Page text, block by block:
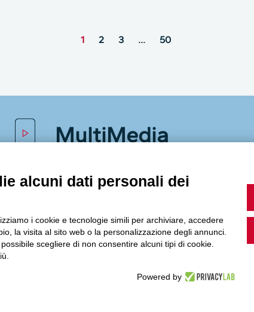
1 2 3 … 50
MultiMedia
Guarda i nostri video, storie e webinar.
alcuni dati personali dei
i cookie e tecnologie simili per archiviare, accedere
la visita al sito web o la personalizzazione degli annunci.
scegliere di non consentire alcuni tipi di cookie.
Powered by